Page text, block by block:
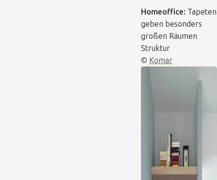
Homeoffice: Tapeten
geben besonders
großen Räumen
Struktur
© Komar